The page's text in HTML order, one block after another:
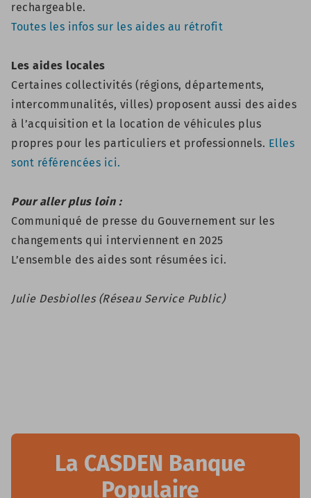
rechargeable.
Toutes les infos sur les aides au rétrofit
Les aides locales
Certaines collectivités (régions, départements,
intercommunalités, villes) proposent aussi des aides
à l’acquisition et la location de véhicules plus
propres pour les particuliers et professionnels. Elles
sont référencées ici.
Pour aller plus loin :
Communiqué de presse du Gouvernement sur les
changements qui interviennent en 2025
L’ensemble des aides sont résumées ici.
Julie Desbiolles (Réseau Service Public)
La CASDEN Banque
Populaire